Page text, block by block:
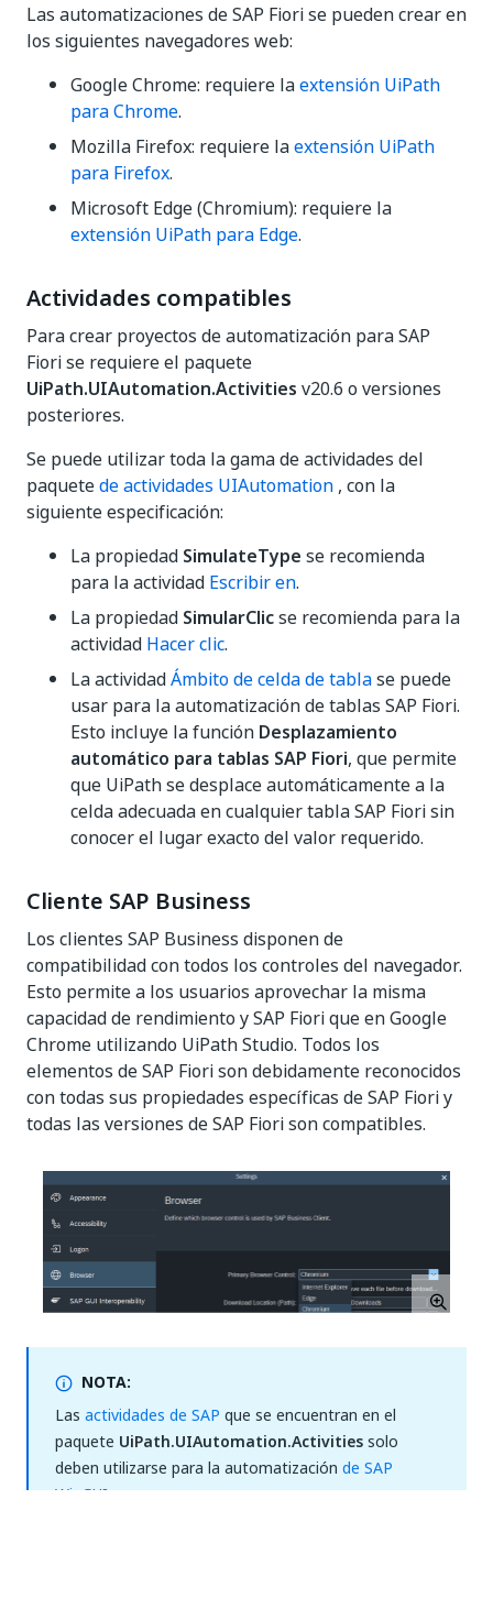
Las automatizaciones de SAP Fiori se pueden crear en
los siguientes navegadores web:
Google Chrome: requiere laextensión UiPath
para Chrome.
Mozilla Firefox: requiere laextensión UiPath
para Firefox.
Microsoft Edge (Chromium): requiere la
extensión UiPath para Edge.
Actividades compatibles
Para crear proyectos de automatización para SAP
Fiori se requiere el paquete
UiPath.UIAutomation.Activities v20.6 o versiones
posteriores.
Se puede utilizar toda la gama de actividades del
paquetede actividades UIAutomation , con la
siguiente especificación:
La propiedad SimulateType se recomienda
para la actividad Escribir en.
La propiedad SimularClicse recomienda para la
actividad Hacer clic.
La actividadÁmbito de celda de tablase puede
usar para la automatización de tablas SAP Fiori.
Esto incluye la función Desplazamiento
automático para tablas SAP Fiori, que permite
que UiPath se desplace automáticamente a la
celda adecuada en cualquier tabla SAP Fiori sin
conocer el lugar exacto del valor requerido.
Cliente SAP Business
Los clientes SAP Business disponen de
compatibilidad con todos los controles del navegador.
Esto permite a los usuarios aprovechar la misma
capacidad de rendimiento y SAP Fiori que en Google
Chrome utilizando UiPath Studio. Todos los
elementos de SAP Fiori son debidamente reconocidos
con todas sus propiedades específicas de SAP Fiori y
todas las versiones de SAP Fiori son compatibles.
NOTA:
Las actividades de SAP que se encuentran en el
paquete UiPath.UIAutomation.Activitiessolo
deben utilizarse para la automatización de SAP
WinGUI.